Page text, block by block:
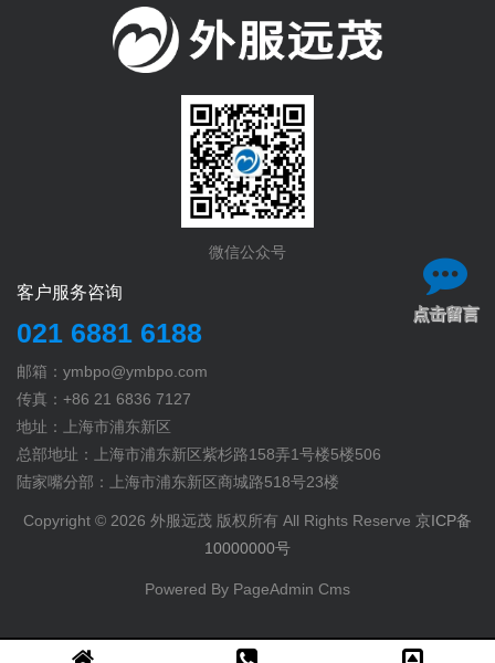
微信公众号
客户服务咨询
021 6881 6188
邮箱：ymbpo@ymbpo.com
传真：+86 21 6836 7127
地址：上海市浦东新区
总部地址：上海市浦东新区紫杉路158弄1号楼5楼506
陆家嘴分部：上海市浦东新区商城路518号23楼
Copyright © 2026 外服远茂 版权所有 All Rights Reserve 京ICP备
10000000号
Powered By PageAdmin Cms
点击留言